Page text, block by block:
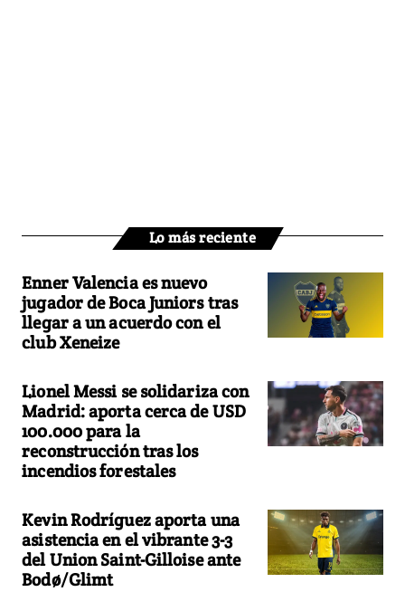
Lo más reciente
Enner Valencia es nuevo
jugador de Boca Juniors tras
llegar a un acuerdo con el
club Xeneize
Lionel Messi se solidariza con
Madrid: aporta cerca de USD
100.000 para la
reconstrucción tras los
incendios forestales
Kevin Rodríguez aporta una
asistencia en el vibrante 3-3
del Union Saint-Gilloise ante
Bodø/Glimt